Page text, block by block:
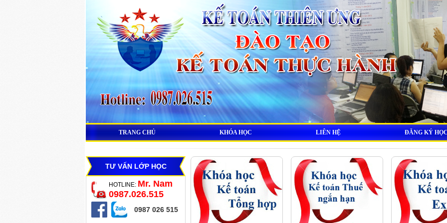
TRANG CHỦ KHÓA HỌC LIÊN HỆ ĐĂNG KÝ
TƯ VẤN LỚP HỌC
HOTLINE: Mr. Nam
0987.026.515
0987 026 515